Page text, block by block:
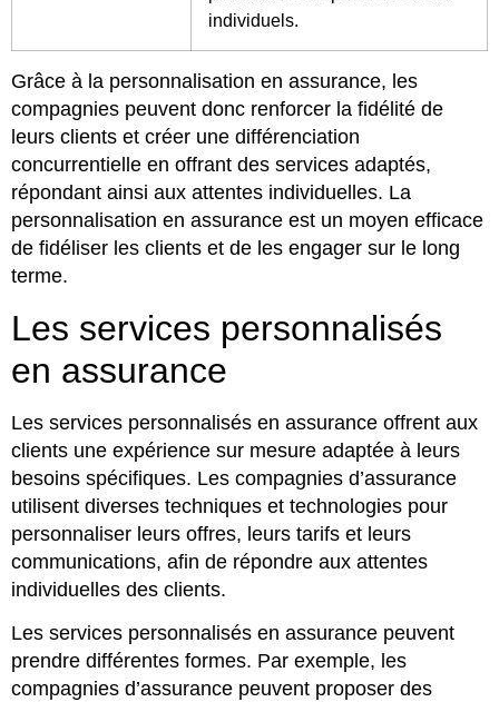
individuels.
Grâce à la personnalisation en assurance, les
compagnies peuvent donc renforcer la fidélité de
leurs clients et créer une différenciation
concurrentielle en offrant des services adaptés,
répondant ainsi aux attentes individuelles. La
personnalisation en assurance est un moyen efficace
de fidéliser les clients et de les engager sur le long
terme.
Les services personnalisés
en assurance
Les services personnalisés en assurance offrent aux
clients une expérience sur mesure adaptée à leurs
besoins spécifiques. Les compagnies d’assurance
utilisent diverses techniques et technologies pour
personnaliser leurs offres, leurs tarifs et leurs
communications, afin de répondre aux attentes
individuelles des clients.
Les services personnalisés en assurance peuvent
prendre différentes formes. Par exemple, les
compagnies d’assurance peuvent proposer des